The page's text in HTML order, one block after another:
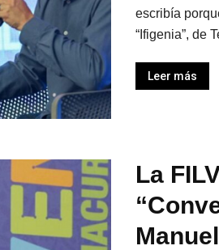
escribía
“Ifigenia”, de
Leer más
La